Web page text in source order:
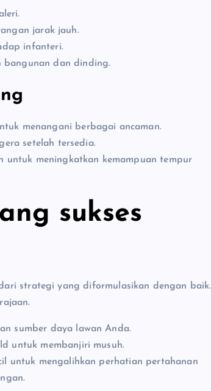
jarak jauh.
infanteri.
bangunan dan dinding.
menangani berbagai ancaman.
setelah tersedia.
untuk meningkatkan kemampuan tempur
sukses
strategi yang diformulasikan dengan baik.
sumber daya lawan Anda.
untuk membanjiri musuh.
untuk mengalihkan perhatian pertahanan